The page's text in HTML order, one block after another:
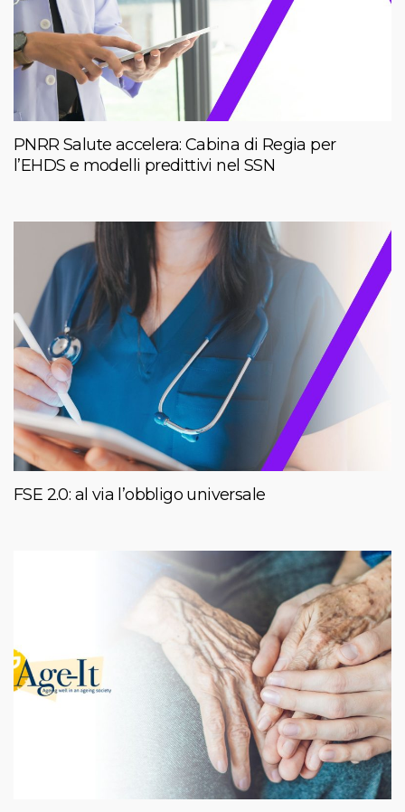
PNRR Salute accelera: Cabina di Regia per
l’EHDS e modelli predittivi nel SSN
FSE 2.0: al via l’obbligo universale